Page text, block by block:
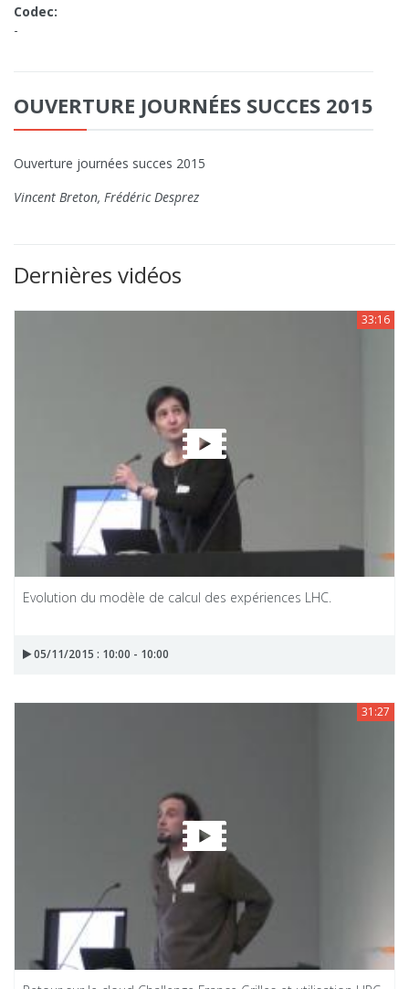
Codec:
-
OUVERTURE JOURNÉES SUCCES 2015
Ouverture journées succes 2015
Vincent Breton, Frédéric Desprez
Dernières vidéos
33:16
Evolution du modèle de calcul des expériences LHC.
05/11/2015 : 10:00 - 10:00
31:27